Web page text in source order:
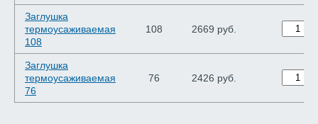
Заглушка
термоусаживаемая
108
108 2669 руб.
Заглушка
термоусаживаемая
76
76 2426 руб.